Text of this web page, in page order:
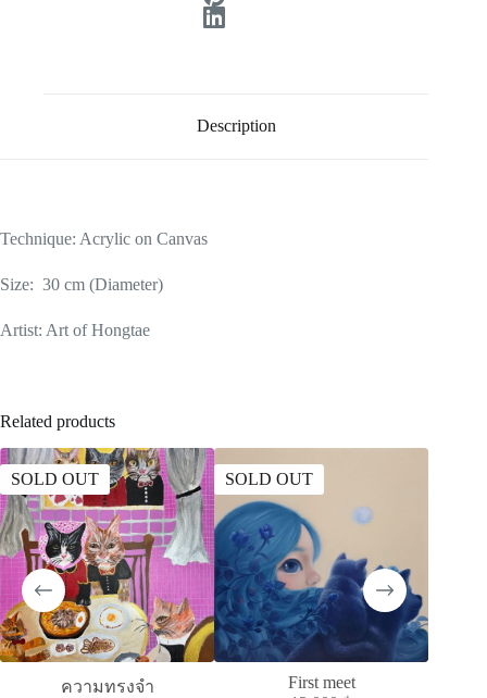
Description
Technique: Acrylic on Canvas
Size: 30 cm (Diameter)
Artist: Art of Hongtae
Related products
SOLD OUT
ความทรงจำ
SOLD OUT
First meet